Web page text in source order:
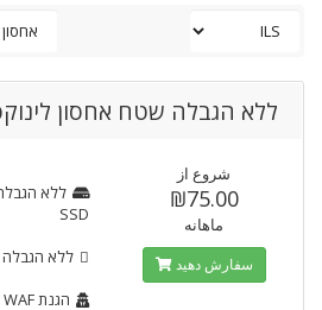
ללא הגבלה שטח אחסון
ללא
SSD
ללא הגבלה
הגנת WAF
شروع از
₪75.00
ماهانه
سفارش دهید